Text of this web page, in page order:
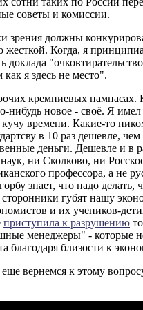
советы и комиссии.
зрения должны
жесткой. Когда, я
доклада
я здесь не место".
кремниевых
нибудь новое - своё. Я
времени. Какие-то
в 10 раз дешевле,
деньги. Дешевле и в
ни Сколково, ни
профессора, а не
знает, что надо
губят нашу
и их учеников-
приступила к разрушению
менеджеры" - которые
благодаря близости к
вернемся к этому